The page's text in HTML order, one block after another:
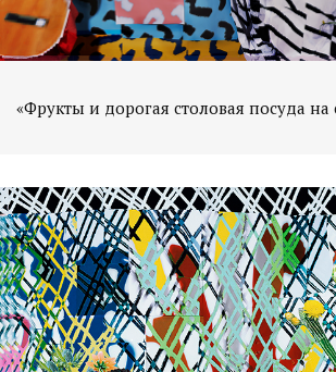
«Фрукты и дорогая столовая посуда на